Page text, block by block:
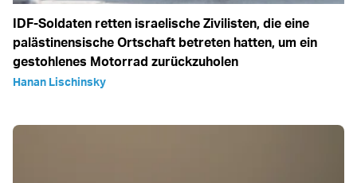
IDF-Soldaten retten israelische Zivilisten, die eine
palästinensische Ortschaft betreten hatten, um ein
gestohlenes Motorrad zurückzuholen
Hanan Lischinsky